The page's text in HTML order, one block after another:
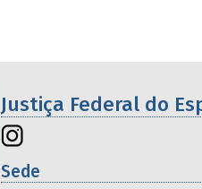
Justiça Federal do
Sede